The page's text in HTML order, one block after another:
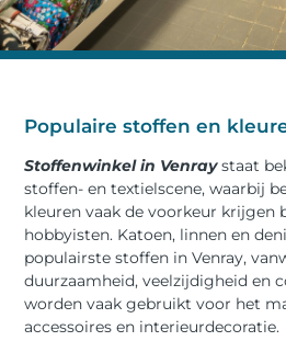
Populaire stoffen en
Stoffenwinkel in Venraystaat
stoffen- en textielscene, waarbij
kleuren vaak de voorkeur krijgen
hobbyisten. Katoen, linnen en
populairste stoffen in Venray,
duurzaamheid, veelzijdigheid en
worden vaak gebruikt voor het
accessoires en interieurdecoratie.